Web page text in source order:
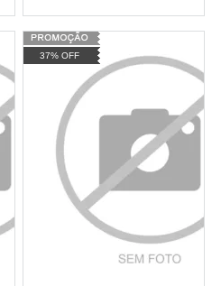
Varejo:
Atacado: R$ 2.550,90 (Apenas
Revendedor)
10
HISTÓRIA DO BRASIL
COMPRAR
37% OFF